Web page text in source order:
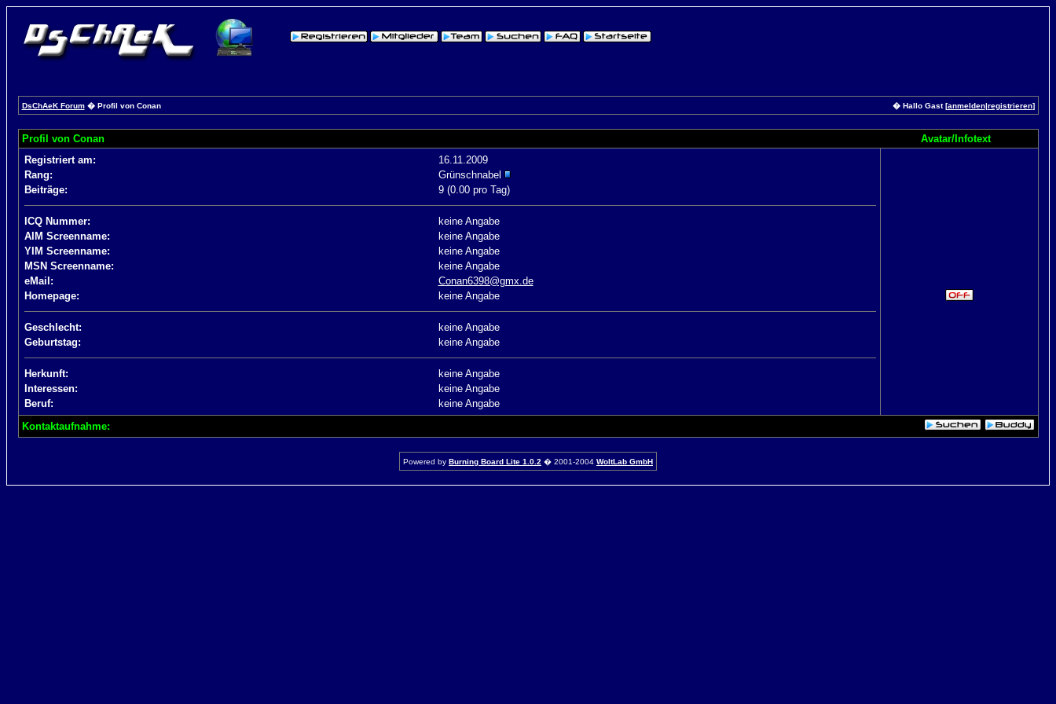
DsChAeK Forum� Profil von Conan � Hallo Gast [anmelden|registrieren]
Profil von Conan
Avatar/Infotext
Registriert am:
16.11.2009
Rang:
Grünschnabel
Beiträge:
9 (0.00 pro Tag)
ICQ Nummer:
keine Angabe
AIM Screenname:
keine Angabe
YIM Screenname:
keine Angabe
MSN Screenname:
keine Angabe
eMail:
Conan6398@gmx.de
Homepage:
keine Angabe
Geschlecht:
keine Angabe
Geburtstag:
keine Angabe
Herkunft:
keine Angabe
Interessen:
keine Angabe
Beruf:
keine Angabe
Kontaktaufnahme:
Powered by Burning Board Lite 1.0.2 � 2001-2004 WoltLab GmbH